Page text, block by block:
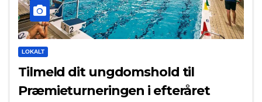
LOKALT
Tilmeld dit ungdomshold til
Præmieturneringen i efteråret